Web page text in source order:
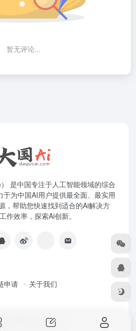
暂无评论...
是中国专注于人工智能领域的综合
为中国AI用户提供最全面、最实用
，帮助您快速找到适合的Ai解决方
作效率，探索Ai创新。
申请 关于我们
粤ICP备2025445271号